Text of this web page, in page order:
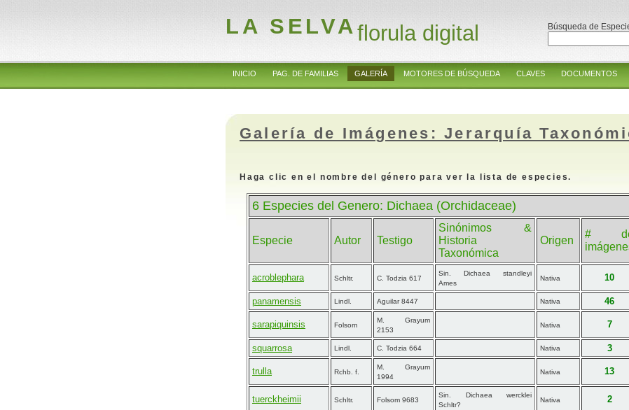
LA SELVAflorula digital Búsqueda de
INICIO PAG. DE FAMILIAS GALERÍA MOTORES DE BÚSQUEDA CLAVES DOCUMENTOS
Galería de Imágenes: Jerarquía
Haga clic en el nombre del género para ver la lista de especies.
6 Especies del Genero: Dichaea (Orchidaceae)
Especie Autor Testigo
Sinónimos &
Historia
Taxonómica
Origen
#
acroblephara Schltr. C. Todzia 617
Sin. Dichaea standleyi
Ames
Nativa 10
panamensis Lindl. Aguilar 8447 Nativa 46
sarapiquinsis Folsom
M. Grayum
2153
Nativa 7
squarrosa Lindl. C. Todzia 664 Nativa 3
trulla Rchb. f.
M. Grayum
1994
Nativa 13
tuerckheimii Schltr. Folsom 9683
Sin. Dichaea wercklei
Schltr?
Nativa 2